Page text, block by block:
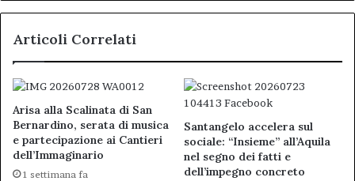
Articoli Correlati
Arisa alla Scalinata di San
Bernardino, serata di musica
e partecipazione ai Cantieri
dell’Immaginario
1 settimana fa
Santangelo accelera sul
sociale: “Insieme” all’Aquila
nel segno dei fatti e
dell’impegno concreto